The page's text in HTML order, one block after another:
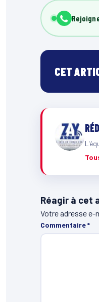
CET
Réagir à cet
Votre adresse e-
Commentaire*